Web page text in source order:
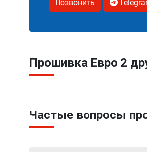
Позвонить
Прошивка Евро 2
Частые вопросы